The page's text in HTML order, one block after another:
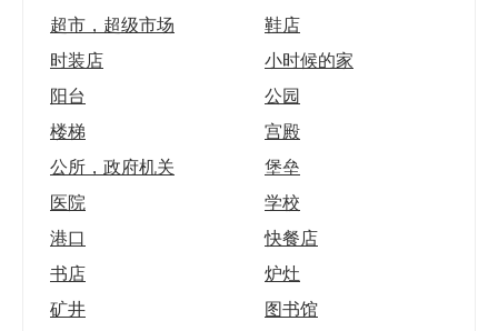
超市，超级市场
鞋店
时装店
小时候的家
阳台
公园
楼梯
宫殿
公所，政府机关
堡垒
医院
学校
港口
快餐店
书店
炉灶
矿井
图书馆